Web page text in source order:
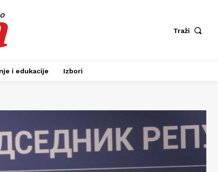
Traži
i edukacije Izbori